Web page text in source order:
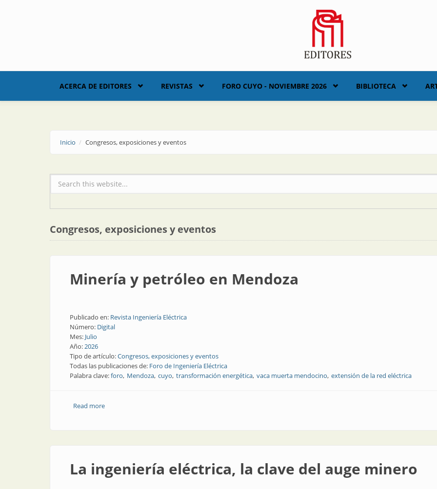
ACERCA DE EDITORES REVISTAS FORO CUYO - NOVIEMBRE 2026 BIBLIOTECA
Inicio Congresos, exposiciones y eventos
Formulario de búsqueda
Congresos, exposiciones y eventos
Minería y petróleo en Mendoza
Publicado en: Revista Ingeniería Eléctrica
Número: Digital
Mes: Julio
Año:2026
Tipo de artículo:Congresos, exposiciones y eventos
Todas las publicaciones de: Foro de Ingeniería Eléctrica
Palabra clave:foro Mendoza cuyo transformación energética vaca muerta mendocino extensión de la red eléctrica
Read moreabout Minería y petróleo en Mendoza
La ingeniería eléctrica, la clave del auge minero